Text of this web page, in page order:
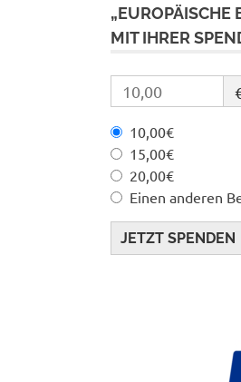
„EUROPÄISCHE
MIT IHRER
10,00€
15,00€
20,00€
Einen anderen
JETZT SPENDEN